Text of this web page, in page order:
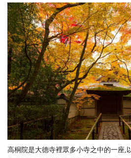
梅
院
5
如
何
去
大
德
寺
高桐院是大德寺裡眾多小寺之中的一座,